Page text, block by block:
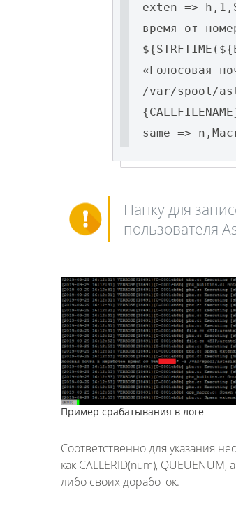
exten =>
время от
«Голосовая
/var/spool/
same =>
Папку для
пользователя
Пример срабатывания в логе
Соответственно для указания
как CALLERID(num),
либо своих доработок.